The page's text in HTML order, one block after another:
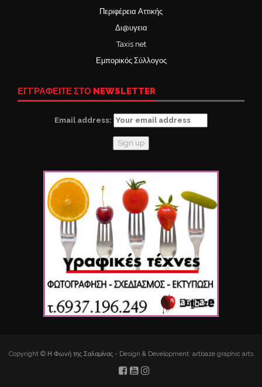
Περιφέρεια Αττικής
Δι@υγεια
Taxis net
Εμπορικός Σύλλογος
ΕΓΓΡΑΦΕΙΤΕ ΣΤΟ NEWSLETTER
Email address:
Copyright © Η Φωνή της Σαλαμίνας - Design & Development: artbaze graphic arts